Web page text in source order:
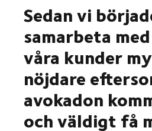
Sedan vi
samarbeta
våra kunder
nöjdare
avokadon
och väldigt få